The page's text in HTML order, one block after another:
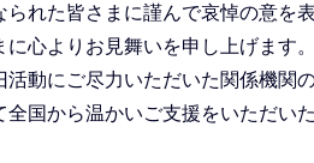
れた皆さまに謹んで哀悼の意を
心よりお見舞いを申し上げます。
活動にご尽力いただいた関係機関
国から温かいご支援をいただいた